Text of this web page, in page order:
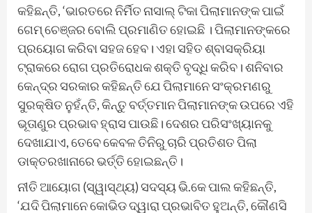
କହିଛନ୍ତି, ‘ଭାରତରେ ନିର୍ମିତ ନାସାଲ୍ ଟିକା ପିଲାମାନଙ୍କ ପାଇଁ
ଗେମ୍ ଚେଞ୍ଜର ବୋଲି ପ୍ରମାଣିତ ହୋଇଛି । ପିଲାମାନଙ୍କରେ
ପ୍ରୟୋଗ କରିବା ସହଜ ହେବ। ଏହା ସହିତ ଶ୍ବାସକ୍ରିୟା
ଟ୍ରାକରେ ରୋଗ ପ୍ରତିରୋଧକ ଶକ୍ତି ବୃଦ୍ଧି କରିବ। ଶନିବାର
କେନ୍ଦ୍ର ସରକାର କହିଛନ୍ତି ଯେ ପିଲାମାନେ ସଂକ୍ରମଣରୁ
ସୁରକ୍ଷିତ ନୁହଁନ୍ତି, କିନ୍ତୁ ବର୍ତ୍ତମାନ ପିଲାମାନଙ୍କ ଉପରେ ଏହି
ଭୂତାଣୁର ପ୍ରଭାବ ହ୍ରାସ ପାଉଛି। ଦେଶର ପରିସଂଖ୍ୟାନକୁ
ଦେଖାଯାଏ, ତେବେ କେବଳ ତିନିରୁ ଚାରି ପ୍ରତିଶତ ପିଲା
ଡାକ୍ତରଖାନାରେ ଭର୍ତ୍ତି ହୋଇଛନ୍ତି।
ନୀତି ଆୟୋଗ (ସ୍ୱାସ୍ଥ୍ୟ) ସଦସ୍ୟ ଭି.କେ ପାଲ କହିଛନ୍ତି,
‘ଯଦି ପିଲାମାନେ କୋଭିଡ ଦ୍ୱାରା ପ୍ରଭାବିତ ହୁଅନ୍ତି, କୌଣସି